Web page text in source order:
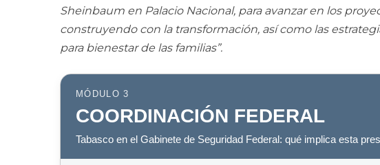
Sheinbaum en Palacio Nacional, para avanzar en los
construyendo con la transformación, así como las
para bienestar de las familias”.
MÓDULO 3
COORDINACIÓN FEDERAL
Tabasco en el Gabinete de Seguridad Federal: qué implica esta